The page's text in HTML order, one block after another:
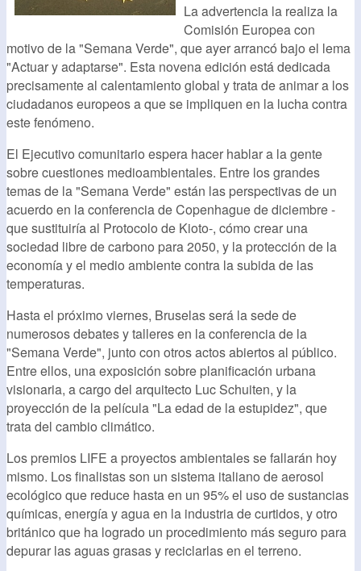
La advertencia la realiza la
Comisión Europea con
motivo de la "Semana Verde", que ayer arrancó bajo el lema
"Actuar y adaptarse". Esta novena edición está dedicada
precisamente al calentamiento global y trata de animar a los
ciudadanos europeos a que se impliquen en la lucha contra
este fenómeno.
El Ejecutivo comunitario espera hacer hablar a la gente
sobre cuestiones medioambientales. Entre los grandes
temas de la "Semana Verde" están las perspectivas de un
acuerdo en la conferencia de Copenhague de diciembre -
que sustituiría al Protocolo de Kioto-, cómo crear una
sociedad libre de carbono para 2050, y la protección de la
economía y el medio ambiente contra la subida de las
temperaturas.
Hasta el próximo viernes, Bruselas será la sede de
numerosos debates y talleres en la conferencia de la
"Semana Verde", junto con otros actos abiertos al público.
Entre ellos, una exposición sobre planificación urbana
visionaria, a cargo del arquitecto Luc Schuiten, y la
proyección de la película "La edad de la estupidez", que
trata del cambio climático.
Los premios LIFE a proyectos ambientales se fallarán hoy
mismo. Los finalistas son un sistema italiano de aerosol
ecológico que reduce hasta en un 95% el uso de sustancias
químicas, energía y agua en la industria de curtidos, y otro
británico que ha logrado un procedimiento más seguro para
depurar las aguas grasas y reciclarlas en el terreno.